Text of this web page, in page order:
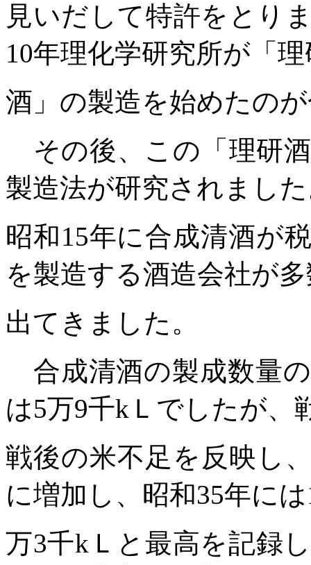
見いだして特許をとり
10年理化学研究所が「理
酒」の製造を始めたの
その後、この「理研
製造法が研究されまし
昭和15年に合成清酒が
を製造する酒造会社が
出てきました。
合成清酒の製成数量
は5万9千k Ｌでしたが、
戦後の米不足を反映し
に増加し、昭和35年には
万3千k Ｌと最高を記録